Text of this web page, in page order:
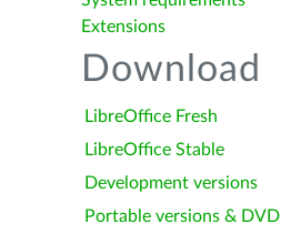
Extensions
Download
LibreOffice Fresh
LibreOffice Stable
Development versions
Portable versions & DVD